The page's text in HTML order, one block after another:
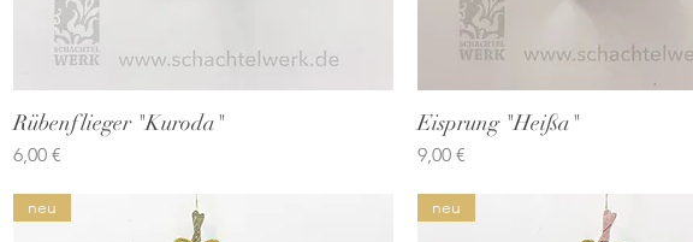
Schnellansicht
Rübenflieger "Kuroda"
Preis
6,00 €
Schnellansicht
Eisprung "Heißa"
Preis
9,00 €
neu neu